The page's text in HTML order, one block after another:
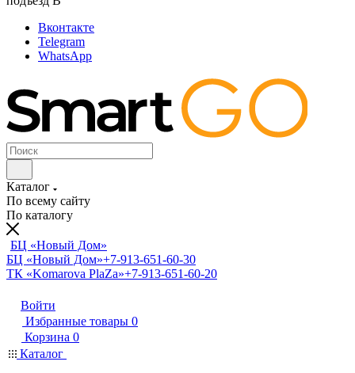
Вконтакте
Telegram
WhatsApp
Каталог
По всему сайту
По каталогу
БЦ «Новый Дом»
БЦ «Новый Дом»+7-913-651-60-30
ТК «Komarova PlaZa»+7-913-651-60-20
Войти
Избранные товары 0
Корзина 0
Каталог